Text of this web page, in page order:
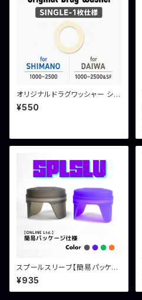
オリジナルドラグワッシャー シン
グル仕様
¥550
スプールスリーブ【簡易パッケー
ジ】
¥935